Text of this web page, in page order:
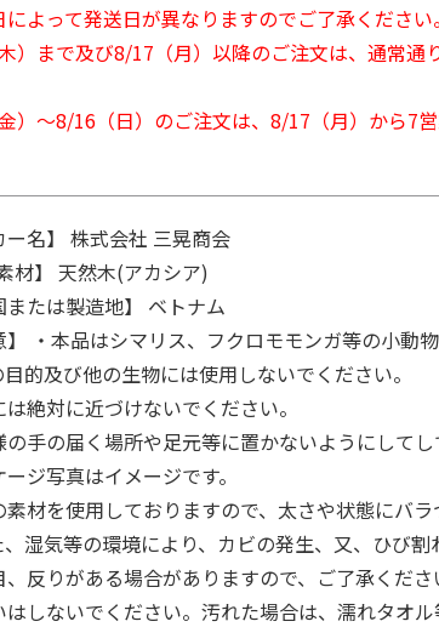
によって発送日が異なりますのでご了承ください。
）まで及び8/17（月）以降のご注文は、通常通
）～8/16（日）のご注文は、8/17（月）から7
ー名】 株式会社 三晃商会
材】 天然木(アカシア)
または製造地】 ベトナム
】 ・本品はシマリス、フクロモモンガ等の小動
的及び他の生物には使用しないでください。
は絶対に近づけないでください。
の手の届く場所や足元等に置かないようにしてし
ージ写真はイメージです。
素材を使用しておりますので、太さや状態にバ
、湿気等の環境により、カビの発生、又、ひび割
、反りがある場合がありますので、ご了承くださ
はしないでください。汚れた場合は、濡れタオ